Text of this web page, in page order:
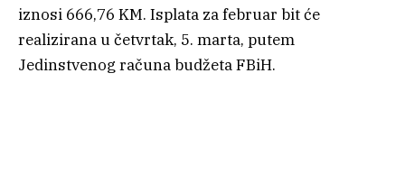
iznosi 666,76 KM. Isplata za februar bit će
realizirana u četvrtak, 5. marta, putem
Jedinstvenog računa budžeta FBiH.